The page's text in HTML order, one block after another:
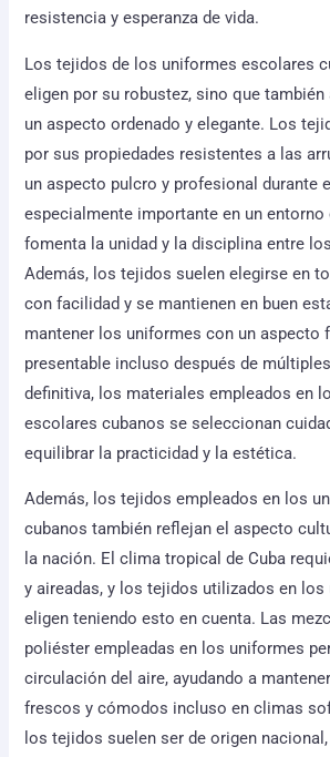
resistencia y esperanza de vida.
Los tejidos de los uniformes escolares
eligen por su robustez, sino que también
un aspecto ordenado y elegante. Los
por sus propiedades resistentes a las
un aspecto pulcro y profesional durante
especialmente importante en un entorno
fomenta la unidad y la disciplina entre
Además, los tejidos suelen elegirse en
con facilidad y se mantienen en buen
mantener los uniformes con un aspecto
presentable incluso después de
definitiva, los materiales empleados en
escolares cubanos se seleccionan
equilibrar la practicidad y la estética.
Además, los tejidos empleados en los
cubanos también reflejan el aspecto
la nación. El clima tropical de Cuba
y aireadas, y los tejidos utilizados en
eligen teniendo esto en cuenta. Las
poliéster empleadas en los uniformes
circulación del aire, ayudando a
frescos y cómodos incluso en climas
los tejidos suelen ser de origen